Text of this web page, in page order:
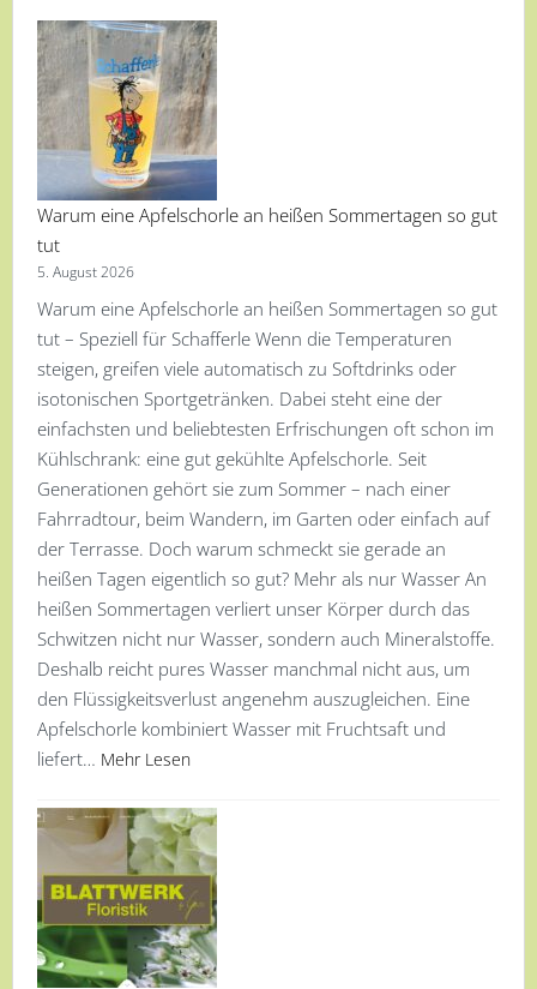
Warum eine Apfelschorle an heißen Sommertagen so gut
tut
5. August 2026
Warum eine Apfelschorle an heißen Sommertagen so gut
tut – Speziell für Schafferle Wenn die Temperaturen
steigen, greifen viele automatisch zu Softdrinks oder
isotonischen Sportgetränken. Dabei steht eine der
einfachsten und beliebtesten Erfrischungen oft schon im
Kühlschrank: eine gut gekühlte Apfelschorle. Seit
Generationen gehört sie zum Sommer – nach einer
Fahrradtour, beim Wandern, im Garten oder einfach auf
der Terrasse. Doch warum schmeckt sie gerade an
heißen Tagen eigentlich so gut? Mehr als nur Wasser An
heißen Sommertagen verliert unser Körper durch das
Schwitzen nicht nur Wasser, sondern auch Mineralstoffe.
Deshalb reicht pures Wasser manchmal nicht aus, um
den Flüssigkeitsverlust angenehm auszugleichen. Eine
Apfelschorle kombiniert Wasser mit Fruchtsaft und
liefert… Mehr Lesen